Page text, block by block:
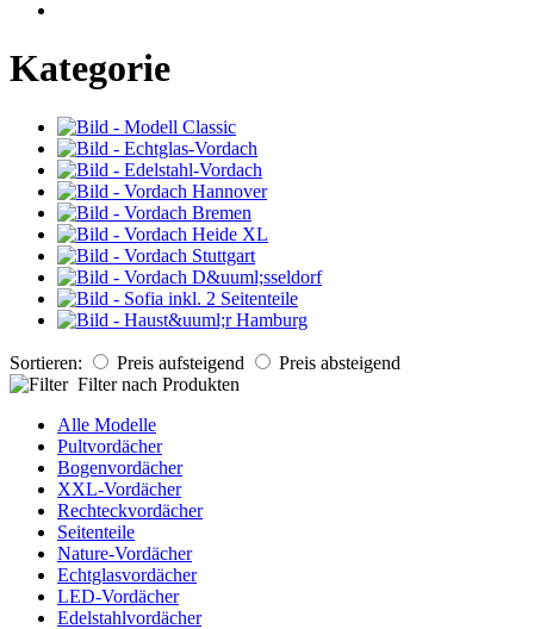
Kategorie
Sortieren: Preis aufsteigend
Preis absteigend
Filter nach Produkten
Alle Modelle
Pultvordächer
Bogenvordächer
XXL-Vordächer
Rechteckvordächer
Seitenteile
Nature-Vordächer
Echtglasvordächer
LED-Vordächer
Edelstahlvordächer